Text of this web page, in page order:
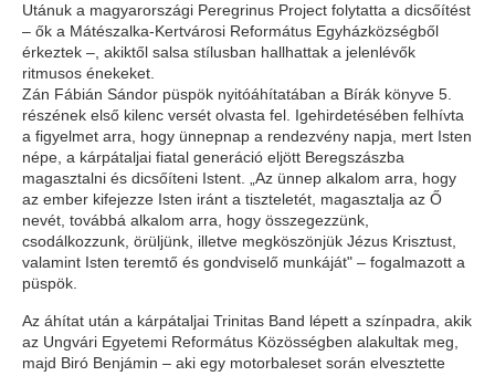
Utánuk a magyarországi Peregrinus Project folytatta a dicsőítést
– ők a Mátészalka-Kertvárosi Református Egyházközségből
érkeztek –, akiktől salsa stílusban hallhattak a jelenlévők
ritmusos énekeket.
Zán Fábián Sándor püspök nyitóáhítatában a Bírák könyve 5.
részének első kilenc versét olvasta fel. Igehirdetésében felhívta
a figyelmet arra, hogy ünnepnap a rendezvény napja, mert Isten
népe, a kárpátaljai fiatal generáció eljött Beregszászba
magasztalni és dicsőíteni Istent. „Az ünnep alkalom arra, hogy
az ember kifejezze Isten iránt a tiszteletét, magasztalja az Ő
nevét, továbbá alkalom arra, hogy összegezzünk,
csodálkozzunk, örüljünk, illetve megköszönjük Jézus Krisztust,
valamint Isten teremtő és gondviselő munkáját" – fogalmazott a
püspök.
Az áhítat után a kárpátaljai Trinitas Band lépett a színpadra, akik
az Ungvári Egyetemi Református Közösségben alakultak meg,
majd Biró Benjámin – aki egy motorbaleset során elvesztette